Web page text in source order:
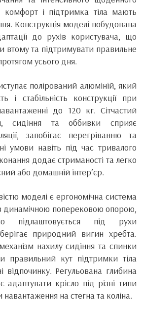
комфорт і підтримка тіла мають
Конструкція моделі побудована
до рухів користувача, що
втому та підтримувати правильне
усього дня.
полірований алюміній, який
і стабільність конструкції при
до 120 кг. Сітчастий
сидіння та оббивки сприяє
запобігає перегріванню та
умови навіть під час тривалого
додає стриманості та легко
або домашній інтер’єр.
моделі є ергономічна система
динамічною поперековою опорою,
підлаштовується під рухи
природний вигин хребта.
нахилу сидіння та спинки
правильний кут підтримки тіла
відпочинку. Регульована глибина
адаптувати крісло під різні типи
на стегна та коліна.